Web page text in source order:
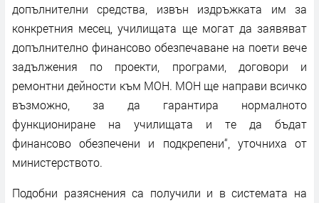
допълнителни средства, извън издръжката им за
конкретния месец, училищата ще могат да заявяват
допълнително финансово обезпечаване на поети вече
задължения по проекти, програми, договори и
ремонтни дейности към МОН. МОН ще направи всичко
възможно, за да гарантира нормалното
функциониране на училищата и те да бъдат
финансово обезпечени и подкрепени“, уточниха от
министерството.
Подобни разяснения са получили и в системата на